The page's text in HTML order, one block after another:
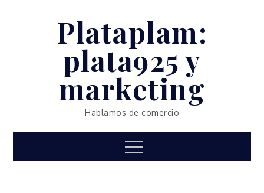
Plataplam:
plata925 y
marketing
Hablamos de comercio
Menu